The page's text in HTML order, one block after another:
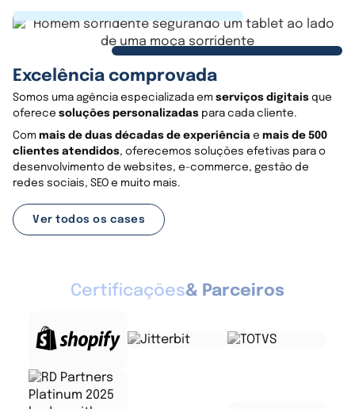
Excelência comprovada
Somos uma agência especializada em serviços digitais que
oferece soluções personalizadas para cada cliente.
Com mais de duas décadas de experiência e mais de 500
clientes atendidos, oferecemos soluções efetivas para o
desenvolvimento de websites, e-commerce, gestão de
redes sociais, SEO e muito mais.
Ver todos os cases
Certificações& Parceiros